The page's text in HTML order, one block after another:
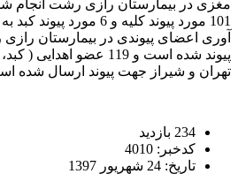
مغزی در بیمارستان رازی رشت
101 مورد پیوند کلیه و 6
آوری اعضای پیوندی در بیمارستان رازی
پیوند شده است و 119 عضو
تهران و شیراز جهت پیوند ارسال شده
234 بازدید
کدخبر: 4010
تاریخ: 24 شهریور 1397